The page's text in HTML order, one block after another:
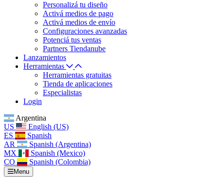
Personalizá tu diseño
Activá medios de pago
Activá medios de envío
Configuraciones avanzadas
Potenciá tus ventas
Partners Tiendanube
Lanzamientos
Herramientas
Herramientas gratuitas
Tienda de aplicaciones
Especialistas
Login
Argentina
US
English (US)
ES
Spanish
AR
Spanish (Argentina)
MX
Spanish (Mexico)
CO
Spanish (Colombia)
Menu